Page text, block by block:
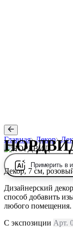
Главная Декор
Примерить в
Декор, 7 см,
Дизайнерский
способ добавить
любого помещения.
С экспозиции Арт.